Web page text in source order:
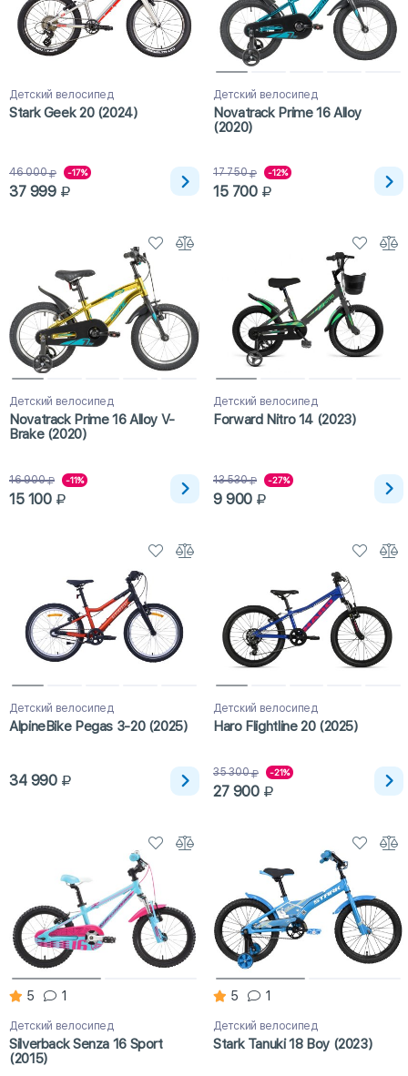
Детский велосипед
Stark Geek 20 (2024)
46 000 -17%
37 999
Детский велосипед
Novatrack Prime 16 Alloy
(2020)
17 750 -12%
15 700
Детский велосипед
Novatrack Prime 16 Alloy V-
Brake (2020)
16 900 -11%
15 100
Детский велосипед
Forward Nitro 14 (2023)
13 530 -27%
9 900
Детский велосипед
AlpineBike Pegas 3-20 (2025)
34 990
Детский велосипед
Haro Flightline 20 (2025)
35 300 -21%
27 900
5 1
Детский велосипед
Silverback Senza 16 Sport
(2015)
5 1
Детский велосипед
Stark Tanuki 18 Boy (2023)